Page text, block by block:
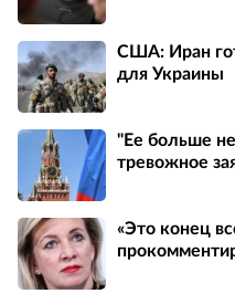
США: Иран
для Украины
"Ее больше
тревожное
«Это конец